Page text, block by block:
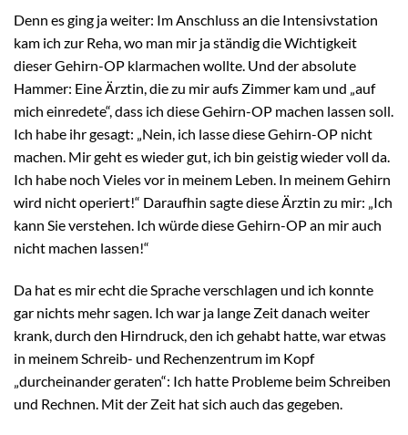
Denn es ging ja weiter: Im Anschluss an die Intensivstation
kam ich zur Reha, wo man mir ja ständig die Wichtigkeit
dieser Gehirn-OP klarmachen wollte. Und der absolute
Hammer: Eine Ärztin, die zu mir aufs Zimmer kam und „auf
mich einredete“, dass ich diese Gehirn-OP machen lassen soll.
Ich habe ihr gesagt: „Nein, ich lasse diese Gehirn-OP nicht
machen. Mir geht es wieder gut, ich bin geistig wieder voll da.
Ich habe noch Vieles vor in meinem Leben. In meinem Gehirn
wird nicht operiert!“ Daraufhin sagte diese Ärztin zu mir: „Ich
kann Sie verstehen. Ich würde diese Gehirn-OP an mir auch
nicht machen lassen!“
Da hat es mir echt die Sprache verschlagen und ich konnte
gar nichts mehr sagen. Ich war ja lange Zeit danach weiter
krank, durch den Hirndruck, den ich gehabt hatte, war etwas
in meinem Schreib- und Rechenzentrum im Kopf
„durcheinander geraten“: Ich hatte Probleme beim Schreiben
und Rechnen. Mit der Zeit hat sich auch das gegeben.